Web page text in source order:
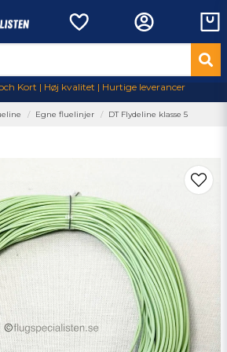
Kort | Høj kvalitet | Hurtige leverancer
Egne fluelinjer DT Flydeline klasse 5